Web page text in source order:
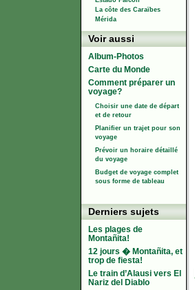
La côte des Caraïbes
Mérida
Voir aussi
Album-Photos
Carte du Monde
Comment préparer un
voyage?
Choisir une date de départ
et de retour
Planifier un trajet pour son
voyage
Prévoir un horaire détaillé
du voyage
Budget de voyage complet
sous forme de tableau
Derniers sujets
Les plages de
Montañita!
12 jours � Montañita, et
trop de fiesta!
Le train d’Alausi vers El
Nariz del Diablo